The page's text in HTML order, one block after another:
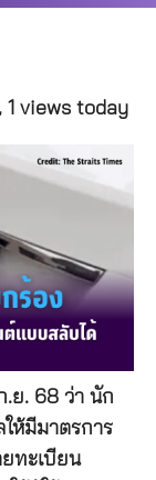
, 1 views today
.ย. 68 ว่า นัก
ให้มีมาตรการ
ทะเบียน